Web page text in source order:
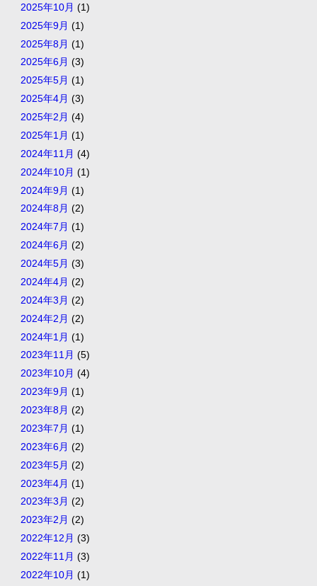
2025年10月 (1)
2025年9月 (1)
2025年8月 (1)
2025年6月 (3)
2025年5月 (1)
2025年4月 (3)
2025年2月 (4)
2025年1月 (1)
2024年11月 (4)
2024年10月 (1)
2024年9月 (1)
2024年8月 (2)
2024年7月 (1)
2024年6月 (2)
2024年5月 (3)
2024年4月 (2)
2024年3月 (2)
2024年2月 (2)
2024年1月 (1)
2023年11月 (5)
2023年10月 (4)
2023年9月 (1)
2023年8月 (2)
2023年7月 (1)
2023年6月 (2)
2023年5月 (2)
2023年4月 (1)
2023年3月 (2)
2023年2月 (2)
2022年12月 (3)
2022年11月 (3)
2022年10月 (1)